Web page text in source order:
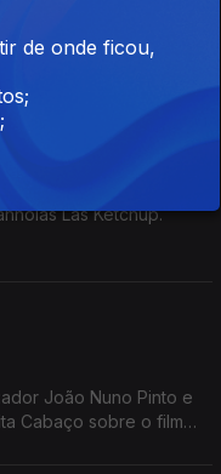
Las Ketchup.
Las Ketchup.
João Nuno Pinto e
Cabaço sobre o filme
de onde ficou,